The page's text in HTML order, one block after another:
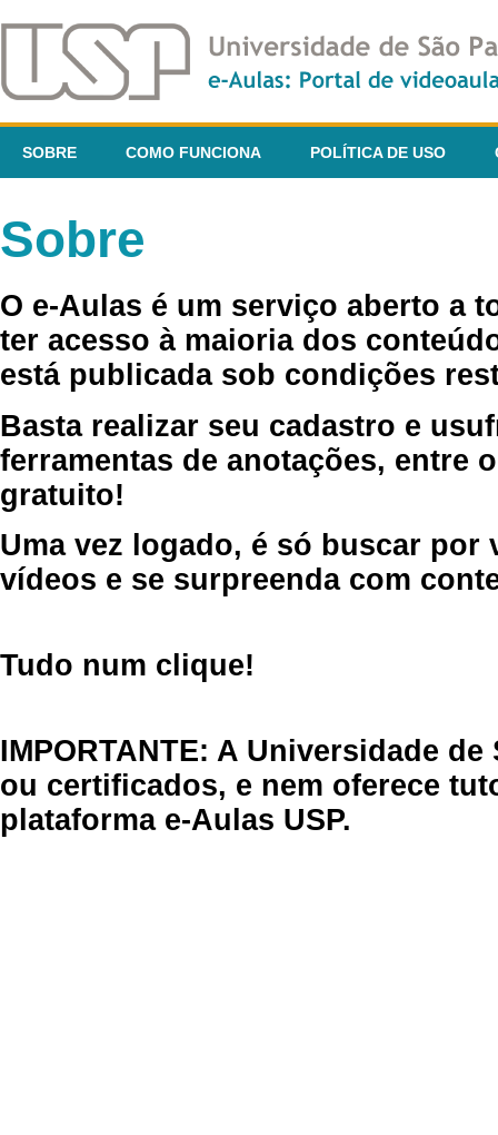
SOBRE COMO FUNCIONA POLÍTICA DE USO
Sobre
O e-Aulas é um serviço aberto a
ter acesso à maioria dos
está publicada sob condições
Basta realizar seu cadastro e
ferramentas de anotações, entre
gratuito!
Uma vez logado, é só buscar por
vídeos e se surpreenda com
Tudo num clique!
IMPORTANTE: A Universidade
ou certificados, e nem oferece
plataforma e-Aulas USP.